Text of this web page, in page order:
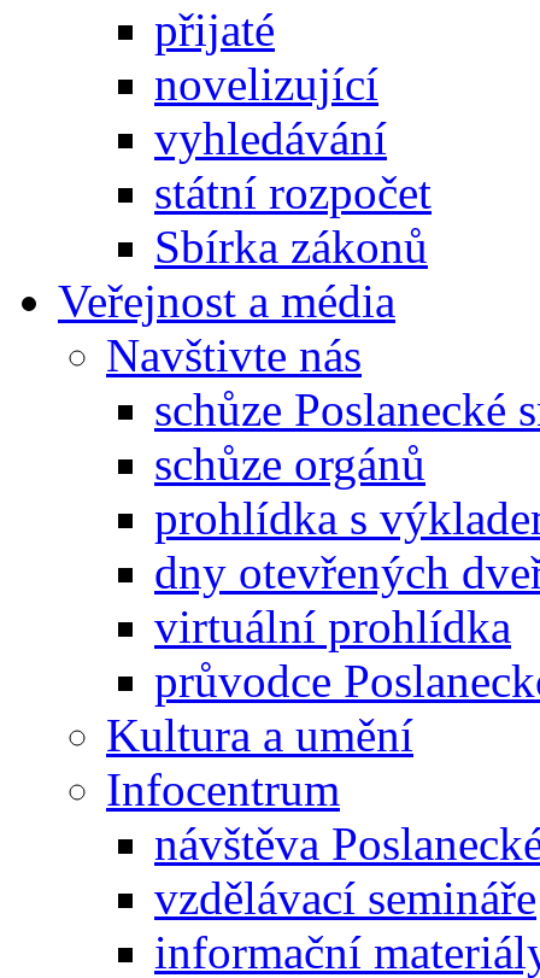
přijaté
novelizující
vyhledávání
státní rozpočet
Sbírka zákonů
Veřejnost a média
Navštivte nás
schůze Poslanecké
schůze orgánů
prohlídka s
dny otevřených
virtuální prohlídka
průvodce
Kultura a umění
Infocentrum
návštěva
vzdělávací semináře
informační